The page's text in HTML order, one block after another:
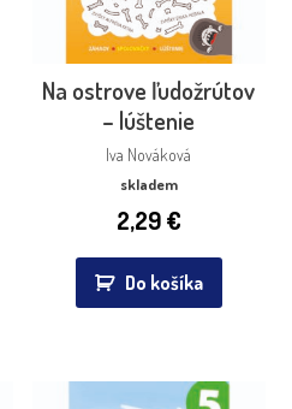
Na ostrove ľudožrútov
– lúštenie
Iva Nováková
skladem
2,29€
Do košíka